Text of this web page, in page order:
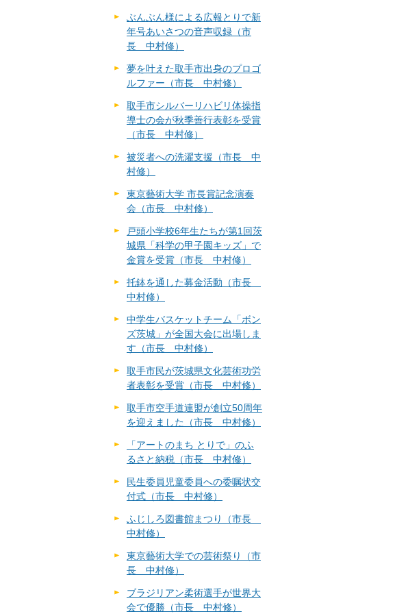
ぶんぶん様による広報とりで新
年号あいさつの音声収録（市
長 中村修）
夢を叶えた取手市出身のプロゴ
ルファー（市長 中村修）
取手市シルバーリハビリ体操指
導士の会が秋季善行表彰を受賞
（市長 中村修）
被災者への洗濯支援（市長 中
村修）
東京藝術大学 市長賞記念演奏
会（市長 中村修）
戸頭小学校6年生たちが第1回茨
城県「科学の甲子園キッズ」で
金賞を受賞（市長 中村修）
托鉢を通した募金活動（市長
中村修）
中学生バスケットチーム「ボン
ズ茨城」が全国大会に出場しま
す（市長 中村修）
取手市民が茨城県文化芸術功労
者表彰を受賞（市長 中村修）
取手市空手道連盟が創立50周年
を迎えました（市長 中村修）
「アートのまち とりで」のふ
るさと納税（市長 中村修）
民生委員児童委員への委嘱状交
付式（市長 中村修）
ふじしろ図書館まつり（市長
中村修）
東京藝術大学での芸術祭り（市
長 中村修）
ブラジリアン柔術選手が世界大
会で優勝（市長 中村修）